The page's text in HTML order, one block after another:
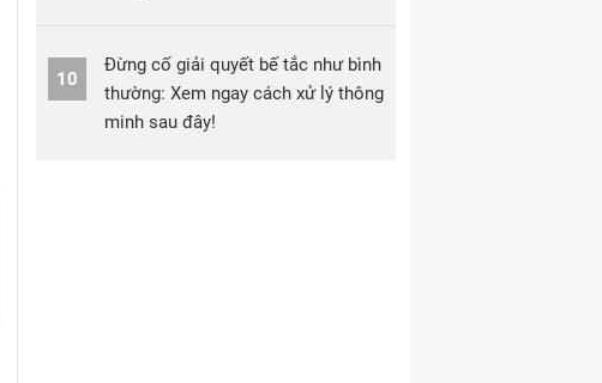
10
Đừng cố giải quyết bế tắc như bình
thường: Xem ngay cách xử lý thông
minh sau đây!